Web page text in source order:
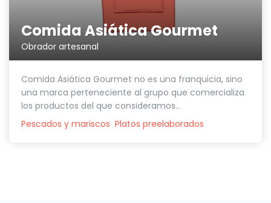
Comida Asiática Gourmet
Obrador artesanal
Comida Asiática Gourmet no es una franquicia, sino
una marca perteneciente al grupo que comercializa
los productos del que consideramos...
Pescados y mariscos Platos preelaborados